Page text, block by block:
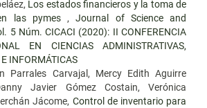
Los estados financieros y la toma de
las pymes ,Journal of Science and
5 Núm. CICACI (2020): II CONFERENCIA
EN CIENCIAS ADMINISTRATIVAS,
INFORMÁTICAS
Parrales Carvajal, Mercy Edith Aguirre
Javier Gómez Costain, Verónica
Jácome, Control de inventario para